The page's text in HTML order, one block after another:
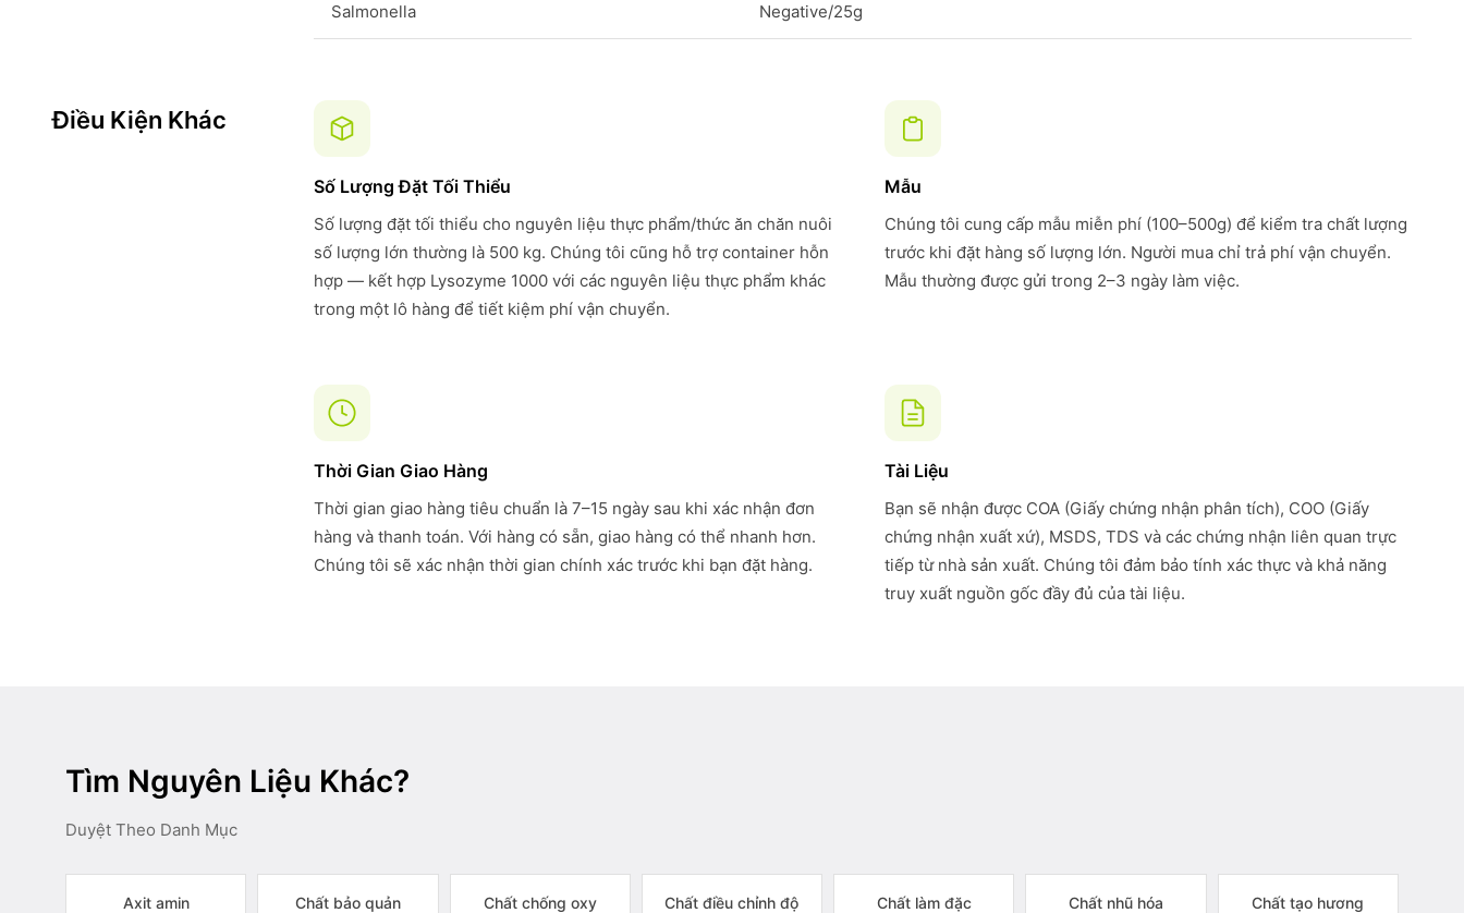
Salmonella Negative/25g
Điều Kiện Khác
Số Lượng Đặt Tối Thiểu
Số lượng đặt tối thiểu cho nguyên liệu thực phẩm/thức ăn chăn nuôi
số lượng lớn thường là 500 kg. Chúng tôi cũng hỗ trợ container hỗn
hợp — kết hợp Lysozyme 1000 với các nguyên liệu thực phẩm khác
trong một lô hàng để tiết kiệm phí vận chuyển.
Mẫu
Chúng tôi cung cấp mẫu miễn phí (100–500g) để kiểm tra chất lượng
trước khi đặt hàng số lượng lớn. Người mua chỉ trả phí vận chuyển.
Mẫu thường được gửi trong 2–3 ngày làm việc.
Thời Gian Giao Hàng
Thời gian giao hàng tiêu chuẩn là 7–15 ngày sau khi xác nhận đơn
hàng và thanh toán. Với hàng có sẵn, giao hàng có thể nhanh hơn.
Chúng tôi sẽ xác nhận thời gian chính xác trước khi bạn đặt hàng.
Tài Liệu
Bạn sẽ nhận được COA (Giấy chứng nhận phân tích), COO (Giấy
chứng nhận xuất xứ), MSDS, TDS và các chứng nhận liên quan trực
tiếp từ nhà sản xuất. Chúng tôi đảm bảo tính xác thực và khả năng
truy xuất nguồn gốc đầy đủ của tài liệu.
Tìm Nguyên Liệu Khác?
Duyệt Theo Danh Mục
Axit amin Chất bảo quản
Chất chống oxy
Chất điều chỉnh độ
Chất làm đặc Chất nhũ hóa Chất tạo hương